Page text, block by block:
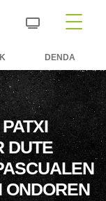
DENDA
DUTE
ONDOREN